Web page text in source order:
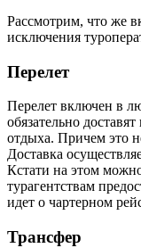
Рассмотрим, что же
исключения
Перелет
Перелет включен в
обязательно
отдыха. Причем это
Доставка
Кстати на этом
турагентствам
идет о чартерном
Трансфер